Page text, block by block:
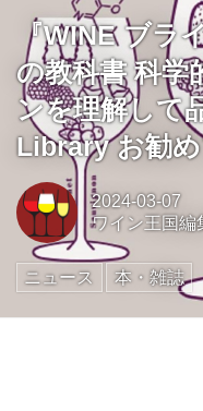
『WINE ブラ
の教科書 科学
ンを理解して
Library お勧
2024-03-07
ワイン王国編
ニュース 本・雑誌